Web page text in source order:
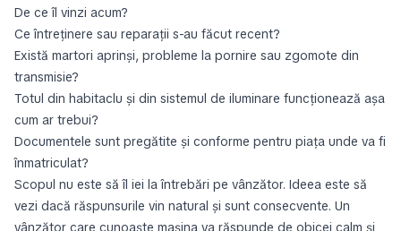
De ce îl vinzi acum?
Ce întreținere sau reparații s-au făcut recent?
Există martori aprinși, probleme la pornire sau zgomote din
transmisie?
Totul din habitaclu și din sistemul de iluminare funcționează așa
cum ar trebui?
Documentele sunt pregătite și conforme pentru piața unde va fi
înmatriculat?
Scopul nu este să îl iei la întrebări pe vânzător. Ideea este să
vezi dacă răspunsurile vin natural și sunt consecvente. Un
vânzător care cunoaște mașina va răspunde de obicei calm și